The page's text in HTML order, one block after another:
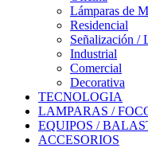
Lámparas de
Residencial
Señalización /
Industrial
Comercial
Decorativa
TECNOLOGIA
LAMPARAS /
EQUIPOS /
ACCESORIOS